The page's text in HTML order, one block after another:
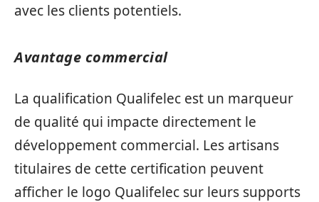
avec les clients potentiels.
Avantage commercial
La qualification Qualifelec est un marqueur
de qualité qui impacte directement le
développement commercial. Les artisans
titulaires de cette certification peuvent
afficher le logo Qualifelec sur leurs supports